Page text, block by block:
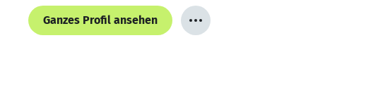
Ganzes Profil ansehen